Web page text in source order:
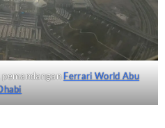
pemandanganFerrari World Abu